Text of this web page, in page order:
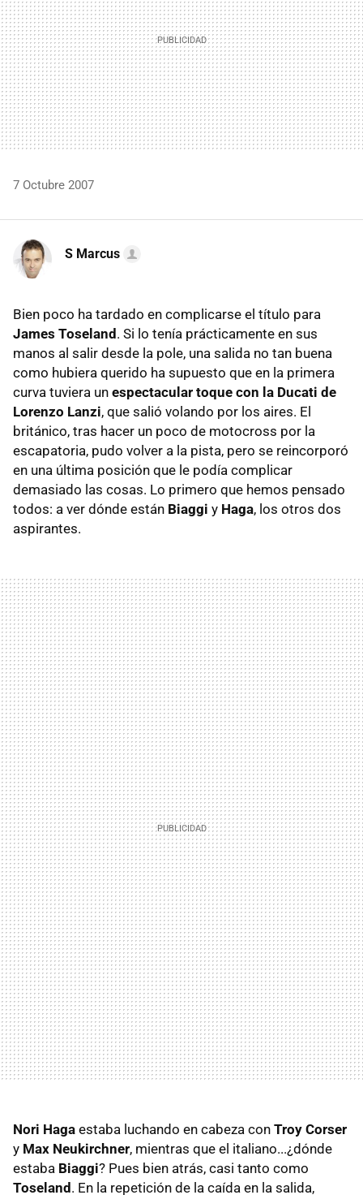
7 Octubre 2007
S Marcus
Bien poco ha tardado en complicarse el título para
James Toseland . Si lo tenía prácticamente en sus
manos al salir desde la pole, una salida no tan buena
como hubiera querido ha supuesto que en la primera
curva tuviera un espectacular toque con la Ducati de
Lorenzo Lanzi, que salió volando por los aires. El
británico, tras hacer un poco de motocross por la
escapatoria, pudo volver a la pista, pero se reincorporó
en una última posición que le podía complicar
demasiado las cosas. Lo primero que hemos pensado
todos: a ver dónde están Biaggi y Haga, los otros dos
aspirantes.
Nori Haga estaba luchando en cabeza con Troy Corser
y Max Neukirchner, mientras que el italiano...¿dónde
estaba Biaggi? Pues bien atrás, casi tanto como
Toseland . En la repetición de la caída en la salida,